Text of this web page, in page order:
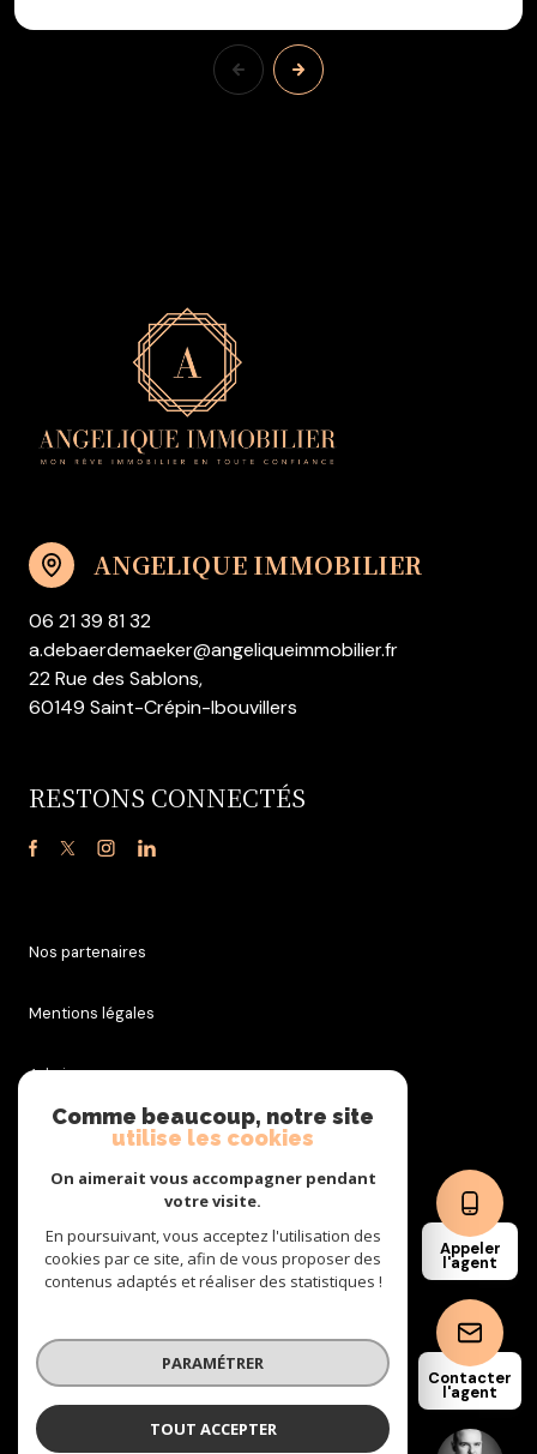
Appeler
l'agent
Contacter
l'agent
ANGELIQUE IMMOBILIER
06 21 39 81 32
a.debaerdemaeker@angeliqueimmobilier.fr
22 Rue des Sablons,
60149 Saint-Crépin-Ibouvillers
RESTONS CONNECTÉS
Nos partenaires
Mentions légales
Admin
Nos honoraires
Cookies
© 2026 | Tous droits réservés
Réalisé par
Comme beaucoup, notre site
utilise les cookies
On aimerait vous accompagner pendant
votre visite.
En poursuivant, vous acceptez l'utilisation des
cookies par ce site, afin de vous proposer des
contenus adaptés et réaliser des statistiques !
PARAMÉTRER
TOUT ACCEPTER